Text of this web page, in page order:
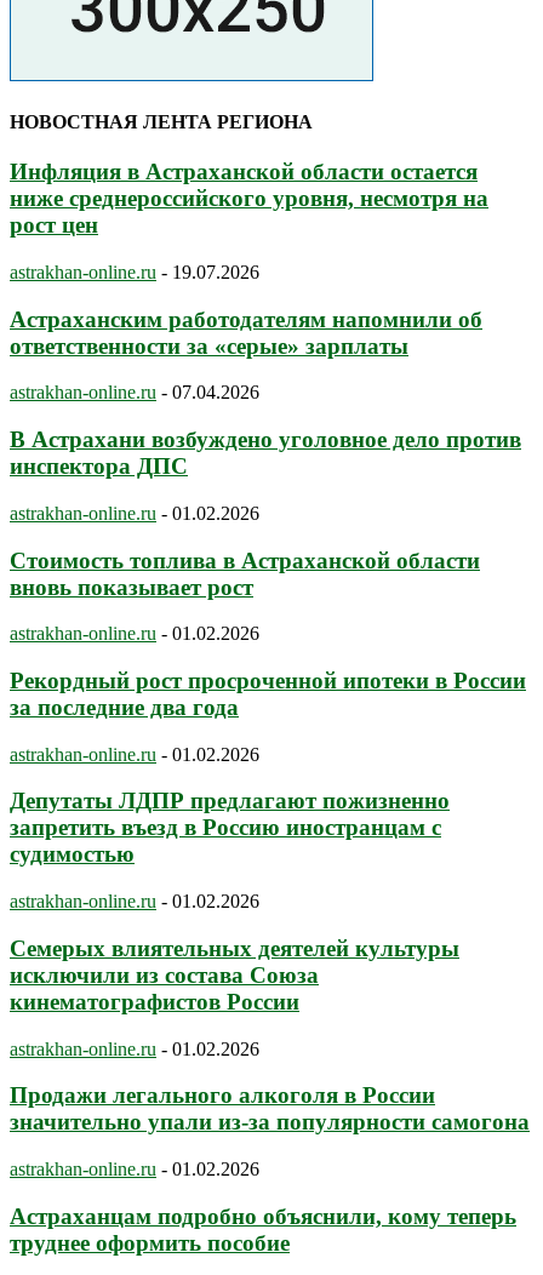
НОВОСТНАЯ ЛЕНТА РЕГИОНА
Инфляция в Астраханской области остается
ниже среднероссийского уровня, несмотря на
рост цен
astrakhan-online.ru - 19.07.2026
Астраханским работодателям напомнили об
ответственности за «серые» зарплаты
astrakhan-online.ru - 07.04.2026
В Астрахани возбуждено уголовное дело против
инспектора ДПС
astrakhan-online.ru - 01.02.2026
Стоимость топлива в Астраханской области
вновь показывает рост
astrakhan-online.ru - 01.02.2026
Рекордный рост просроченной ипотеки в России
за последние два года
astrakhan-online.ru - 01.02.2026
Депутаты ЛДПР предлагают пожизненно
запретить въезд в Россию иностранцам с
судимостью
astrakhan-online.ru - 01.02.2026
Семерых влиятельных деятелей культуры
исключили из состава Союза
кинематографистов России
astrakhan-online.ru - 01.02.2026
Продажи легального алкоголя в России
значительно упали из-за популярности самогона
astrakhan-online.ru - 01.02.2026
Астраханцам подробно объяснили, кому теперь
труднее оформить пособие